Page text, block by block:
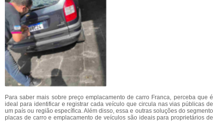
Para saber mais sobre preço emplacamento de carro Franca, perceba que é
ideal para identificar e registrar cada veículo que circula nas vias públicas de
um país ou região específica. Além disso, essa e outras soluções do segmento
placas de carro e emplacamento de veículos são ideais para proprietários de